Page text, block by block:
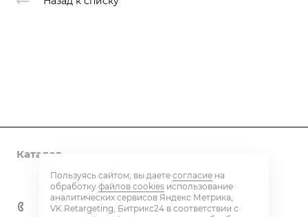
Каталог
Контакты
+7 800 600 59 18
Пользуясь сайтом, вы даете согласие на
обработку файлов cookies использование
аналитических сервисов Яндекс Метрика,
VK.Retargeting, Битрикс24 в соответствии с